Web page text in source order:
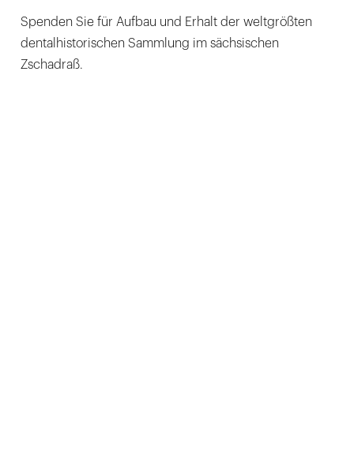
Spenden Sie für Aufbau und Erhalt der weltgrößten
dentalhistorischen Sammlung im sächsischen
Zschadraß.